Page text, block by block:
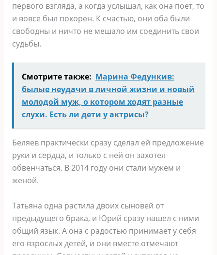
первого взгляда, а когда услышал, как она поет, то
и вовсе был покорен. К счастью, они оба были
свободны и ничто не мешало им соединить свои
судьбы.
Смотрите также: Марина Федункив:
былые неудачи в личной жизни и новый
молодой муж, о котором ходят разные
слухи. Есть ли дети у актрисы?
Беляев практически сразу сделал ей предложение
руки и сердца, и только с ней он захотел
обвенчаться. В 2014 году они стали мужем и
женой.
Татьяна одна растила двоих сыновей от
предыдущего брака, и Юрий сразу нашел с ними
общий язык. А она с радостью принимает у себя
его взрослых детей, и они вместе отмечают